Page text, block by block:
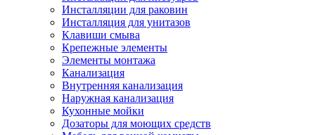
Инсталляции для раковин
Инсталляция для унитазов
Клавиши смыва
Крепежные элементы
Элементы монтажа
Канализация
Внутренняя канализация
Наружная канализация
Кухонные мойки
Дозаторы для моющих средств